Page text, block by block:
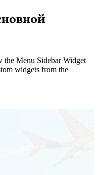
the Menu Sidebar Widget
widgets from the